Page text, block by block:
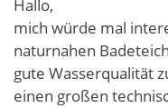
Hallo,
mich würde mal
naturnahen
gute Wasserqualität
einen großen